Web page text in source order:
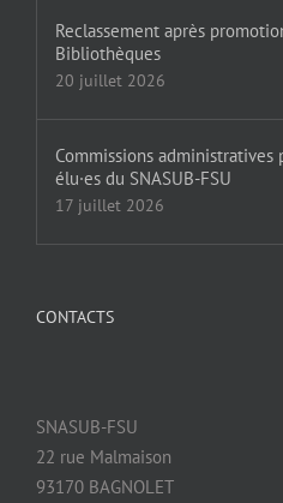
Reclassement après
Bibliothèques
20 juillet 2026
Commissions
élu·es du SNASUB-FSU
17 juillet 2026
CONTACTS
SNASUB-FSU
22 rue Malmaison
93170 BAGNOLET